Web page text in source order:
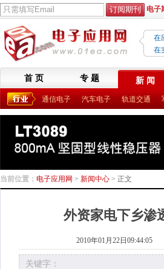
电子
在
在
首 页 专 题 新 闻
通信电子 汽车电子 轨道交通
当前位置： 电子应用网 > 新闻中心 > 正文
外资家电下乡渗
2010年01月22日09:44:05
关键字：